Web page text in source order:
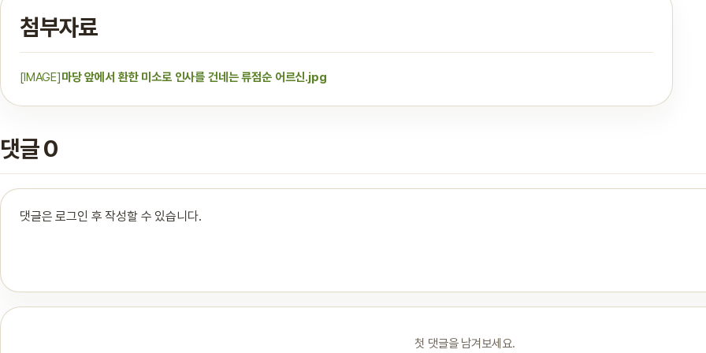
첨부자료
[IMAGE]마당 앞에서 환한 미소로 인사를 건네는 류점순 어르신.jpg
댓글 0
댓글은 로그인 후 작성할 수 있습니다.
첫 댓글을 남겨보세요.